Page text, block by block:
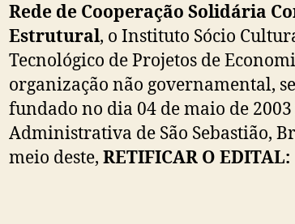
Rede de Cooperação Solidária
Estrutural, o Instituto Sócio
Tecnológico de Projetos de
organização não governamental,
fundado no dia 04 de maio de 2003
Administrativa de São Sebastião,
meio deste, RETIFICAR O EDITAL: